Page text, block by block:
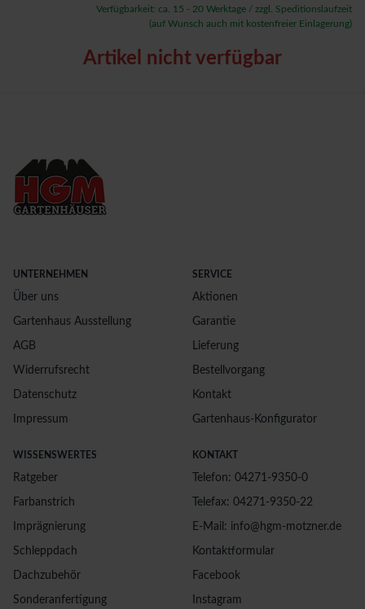
Verfügbarkeit: ca. 15 - 20 Werktage / zzgl. Speditionslaufzeit
(auf Wunsch auch mit kostenfreier Einlagerung)
Artikel nicht verfügbar
UNTERNEHMEN
Über uns
Gartenhaus Ausstellung
AGB
Widerrufsrecht
Datenschutz
Impressum
SERVICE
Aktionen
Garantie
Lieferung
Bestellvorgang
Kontakt
Gartenhaus-Konfigurator
WISSENSWERTES
Ratgeber
Farbanstrich
Imprägnierung
Schleppdach
Dachzubehör
Sonderanfertigung
KONTAKT
Telefon: 04271-9350-0
Telefax: 04271-9350-22
E-Mail: info@hgm-motzner.de
Kontaktformular
Facebook
Instagram